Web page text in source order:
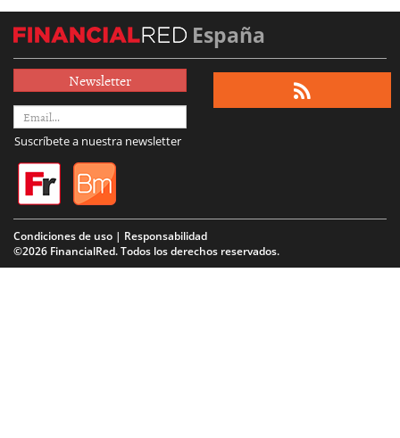
España
Newsletter
Suscríbete a nuestra newsletter
Condiciones de uso | Responsabilidad
©2026 FinancialRed. Todos los derechos reservados.